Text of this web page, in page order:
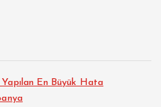
En Büyük Hata